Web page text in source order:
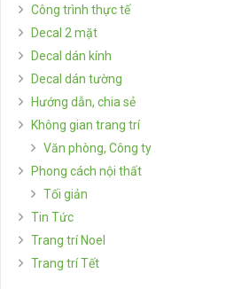
Công trình thực tế
Decal 2 mặt
Decal dán kính
Decal dán tường
Hướng dẫn, chia sẻ
Không gian trang trí
Văn phòng, Công ty
Phong cách nội thất
Tối giản
Tin Tức
Trang trí Noel
Trang trí Tết